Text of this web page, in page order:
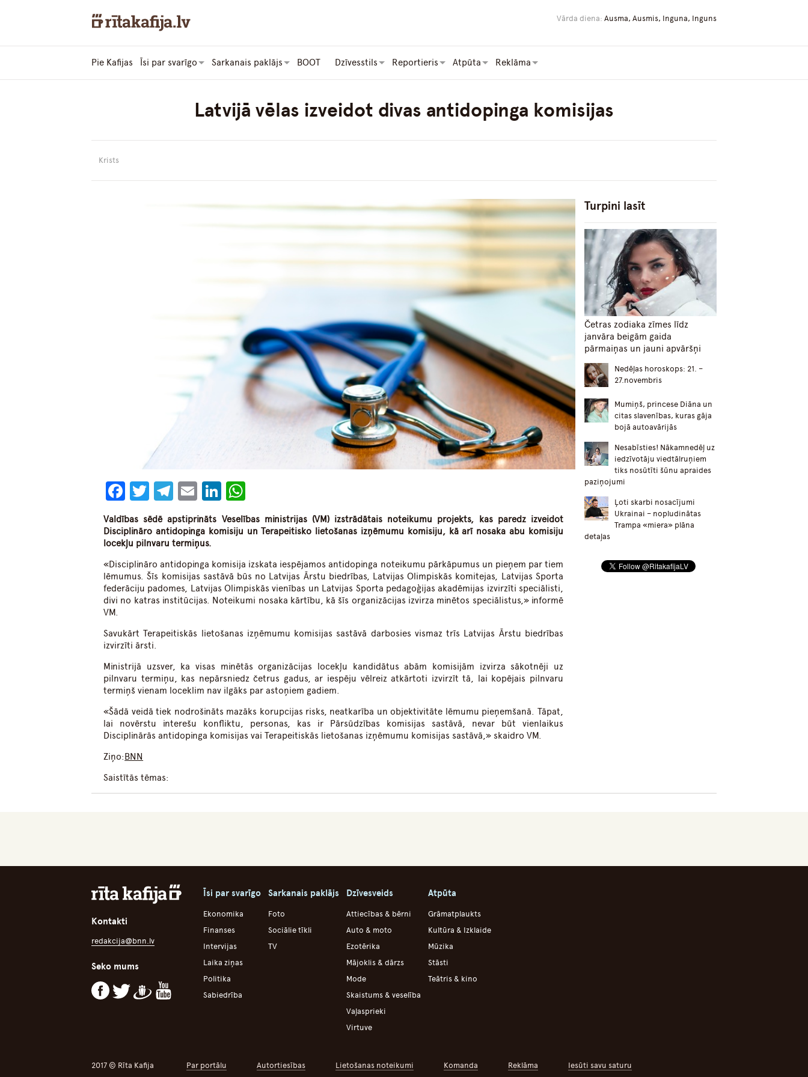
Vārda diena: Ausma, Ausmis, Inguna, Inguns
Pie Kafijas Īsi par svarīgo Sarkanais paklājs BOOT Dzīvesstils Reportieris Atpūta Reklāma
Latvijā vēlas izveidot divas antidopinga komisijas
Krists
Facebook
Twitter
Telegram
EmailLinkedIn
Valdības sēdē apstiprināts Veselības ministrijas (VM) izstrādātais noteikumu projekts, kas paredz izveidot
Disciplināro antidopinga komisiju un Terapeitisko lietošanas izņēmumu komisiju, kā arī nosaka abu komisiju
locekļu pilnvaru termiņus.
«Disciplināro antidopinga komisija izskata iespējamos antidopinga noteikumu pārkāpumus un pieņem par tiem
lēmumus. Šīs komisijas sastāvā būs no Latvijas Ārstu biedrības, Latvijas Olimpiskās komitejas, Latvijas Sporta
federāciju padomes, Latvijas Olimpiskās vienības un Latvijas Sporta pedagoģijas akadēmijas izvirzīti speciālisti,
divi no katras institūcijas. Noteikumi nosaka kārtību, kā šīs organizācijas izvirza minētos speciālistus,» informē
VM.
Savukārt Terapeitiskās lietošanas izņēmumu komisijas sastāvā darbosies vismaz trīs Latvijas Ārstu biedrības
izvirzīti ārsti.
Ministrijā uzsver, ka visas minētās organizācijas locekļu kandidātus abām komisijām izvirza sākotnēji uz
pilnvaru termiņu, kas nepārsniedz četrus gadus, ar iespēju vēlreiz atkārtoti izvirzīt tā, lai kopējais pilnvaru
termiņš vienam loceklim nav ilgāks par astoņiem gadiem.
«Šādā veidā tiek nodrošināts mazāks korupcijas risks, neatkarība un objektivitāte lēmumu pieņemšanā. Tāpat,
lai novērstu interešu konfliktu, personas, kas ir Pārsūdzības komisijas sastāvā, nevar būt vienlaikus
Disciplinārās antidopinga komisijas vai Terapeitiskās lietošanas izņēmumu komisijas sastāvā,» skaidro VM.
Ziņo: BNN
Saistītās tēmas:
Turpini lasīt
Četras zodiaka zīmes līdz
janvāra beigām gaida
pārmaiņas un jauni apvāršņi
Nedēļas horoskops: 21. –
27.novembris
Mumiņš, princese Diāna un
citas slavenības, kuras gāja
bojā autoavārijās
Nesabīsties! Nākamnedēļ uz
iedzīvotāju viedtālruņiem
tiks nosūtīti šūnu apraides
paziņojumi
Ļoti skarbi nosacījumi
Ukrainai – nopludinātas
Trampa «miera» plāna
detaļas
Kontakti
redakcija@bnn.lv
Seko mums
Īsi par svarīgo
Ekonomika
Finanses
Intervijas
Laika ziņas
Politika
Sabiedrība
Sarkanais paklājs
Foto
Sociālie tīkli
TV
Dzīvesveids
Attiecības & bērni
Auto & moto
Ezotērika
Mājoklis & dārzs
Mode
Skaistums & veselība
Vaļasprieki
Virtuve
Atpūta
Grāmatplaukts
Kultūra & Izklaide
Mūzika
Stāsti
Teātris & kino
2017 © Rīta Kafija Par portālu Autortiesības Lietošanas noteikumi Komanda Reklāma Iesūti savu saturu